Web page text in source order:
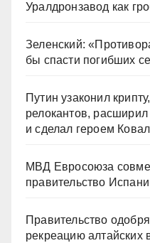
Уралдронзавод как
Зеленский:
бы спасти погибших
Путин узаконил
релокантов,
и сделал героем
МВД Евросоюза
правительство
Правительство
рекреацию алтайских